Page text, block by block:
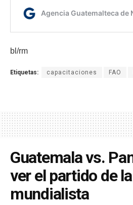
bl/rm
Etiquetas: capacitaciones FAO
Guatemala vs.
ver el partido de
mundialista